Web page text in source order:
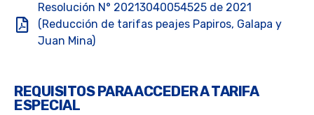
Resolución N° 20213040054525 de 2021
(Reducción de tarifas peajes Papiros, Galapa y
Juan Mina)
REQUISITOS PARA ACCEDER A TARIFA
ESPECIAL